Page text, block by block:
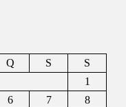
Q S
S
1
6 7
8